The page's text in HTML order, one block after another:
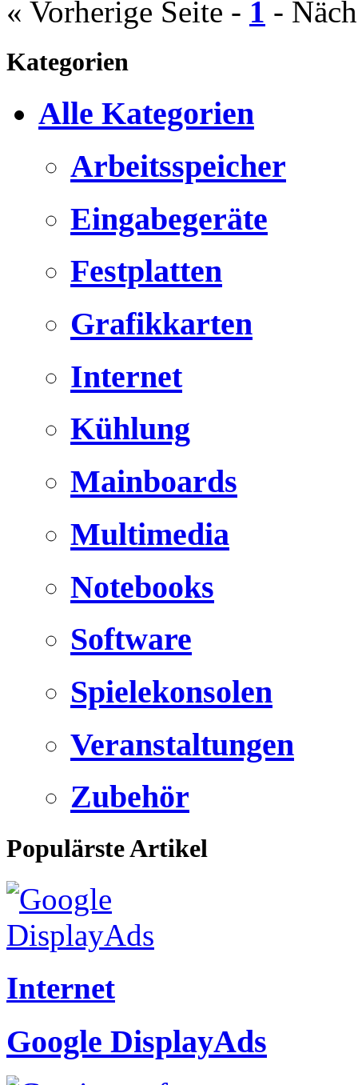
« Vorherige Seite - 1 -
Kategorien
Alle Kategorien
Arbeitsspeicher
Eingabegeräte
Festplatten
Grafikkarten
Internet
Kühlung
Mainboards
Multimedia
Notebooks
Software
Spielekonsolen
Veranstaltungen
Zubehör
Populärste Artikel
Internet
Google DisplayAds